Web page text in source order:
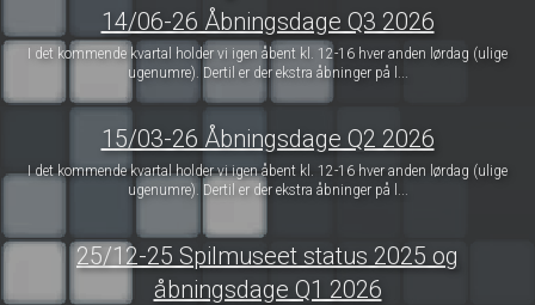
14/06-26 Åbningsdage Q3 2026
I det kommende kvartal holder vi igen åbent kl. 12-16 hver anden lørdag (ulige
ugenumre). Dertil er der ekstra åbninger på l...
15/03-26 Åbningsdage Q2 2026
I det kommende kvartal holder vi igen åbent kl. 12-16 hver anden lørdag (ulige
ugenumre). Dertil er der ekstra åbninger på l...
25/12-25 Spilmuseet status 2025 og
åbningsdage Q1 2026